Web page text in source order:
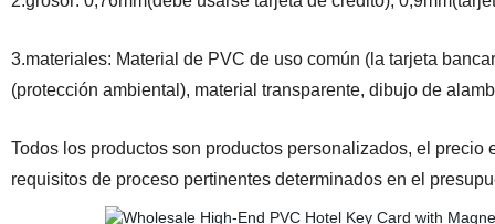
3.materiales: Material de PVC de uso común (la tarjeta
(protección ambiental), material transparente, dibujo de
Todos los productos son productos personalizados, el
requisitos de proceso pertinentes determinados en el